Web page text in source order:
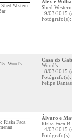
Alex e
Shed
19/03/2015
Casa do
Wood's
18/03/2015
Felipe Dantas
Álvaro e
Riska Faca
14/03/2015
Fotógrafo(s):